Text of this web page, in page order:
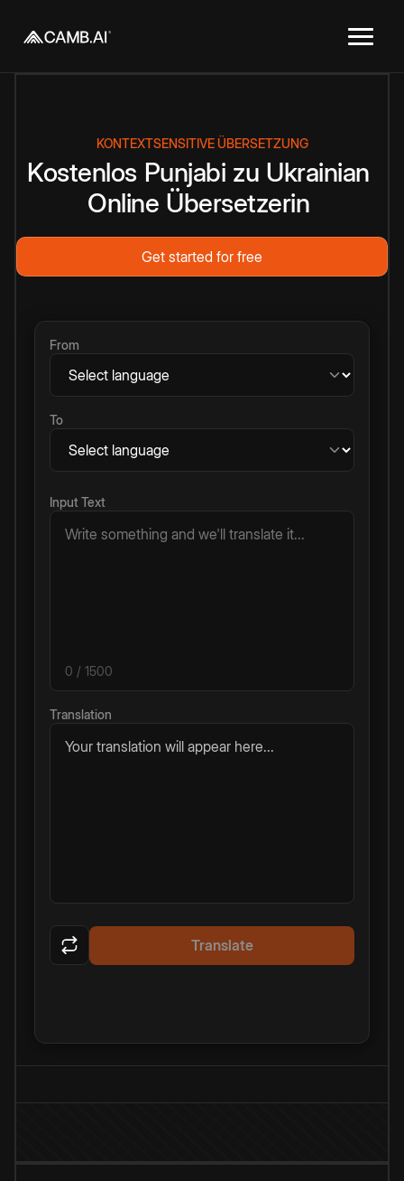
KONTEXTSENSITIVE ÜBERSETZUNG
Kostenlos Punjabi zu Ukrainian
Online Übersetzerin
Get started for free
From
To
Input Text
0 / 1500
Translation
Your translation will appear here...
Translate